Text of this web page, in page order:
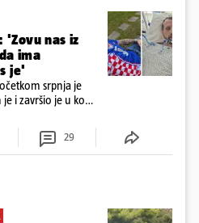
'Zovu nas iz
ima
je'
srpnja je
i završio je u komi.
'Imamo
29